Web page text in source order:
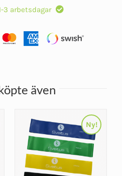
3 arbetsdagar
även
Ny!